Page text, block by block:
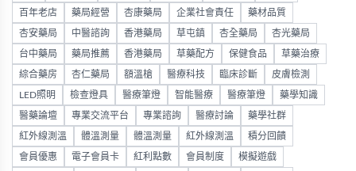
百年老店 藥局經營 杏康藥局 企業社會責任 藥材品質
杏安藥局 中醫諮詢 香港藥局 草屯鎮 杏全藥局 杏光藥局
台中藥局 藥局推薦 香港藥局 草藥配方 保健食品 草藥治療
綜合藥房 杏仁藥局 額溫槍 醫療科技 臨床診斷 皮膚檢測
LED照明 檢查燈具 醫療筆燈 智能醫療 醫療筆燈 藥學知識
醫藥論壇 專業交流平台 專業諮詢 醫療討論 藥學社群
紅外線測溫 體溫測量 體溫測量 紅外線測溫 積分回饋
會員優惠 電子會員卡 紅利點數 會員制度 模擬遊戲